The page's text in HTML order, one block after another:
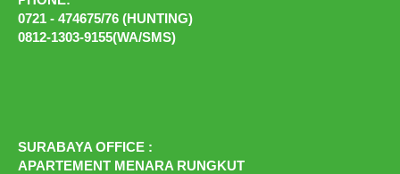
0721 - 474675/76 (HUNTING)
0812-1303-9155(WA/SMS)
SURABAYA OFFICE :
APARTEMENT MENARA RUNGKUT